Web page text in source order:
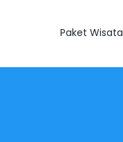
Paket Wisata